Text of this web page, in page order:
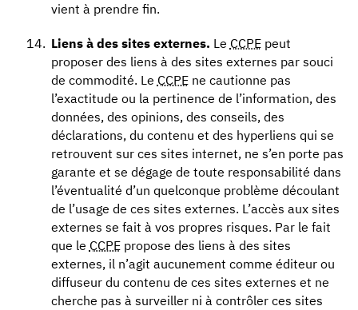
vient à prendre fin.
Liens à des sites externes. Le CCPEpeut
proposer des liens à des sites externes par souci
de commodité. Le CCPEne cautionne pas
l’exactitude ou la pertinence de l’information, des
données, des opinions, des conseils, des
déclarations, du contenu et des hyperliens qui se
retrouvent sur ces sites internet, ne s’en porte pas
garante et se dégage de toute responsabilité dans
l’éventualité d’un quelconque problème découlant
de l’usage de ces sites externes. L’accès aux sites
externes se fait à vos propres risques. Par le fait
que le CCPEpropose des liens à des sites
externes, il n’agit aucunement comme éditeur ou
diffuseur du contenu de ces sites externes et ne
cherche pas à surveiller ni à contrôler ces sites